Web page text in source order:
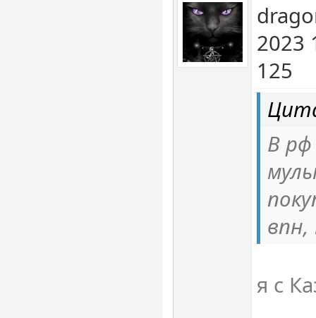
2023
125
В
я с